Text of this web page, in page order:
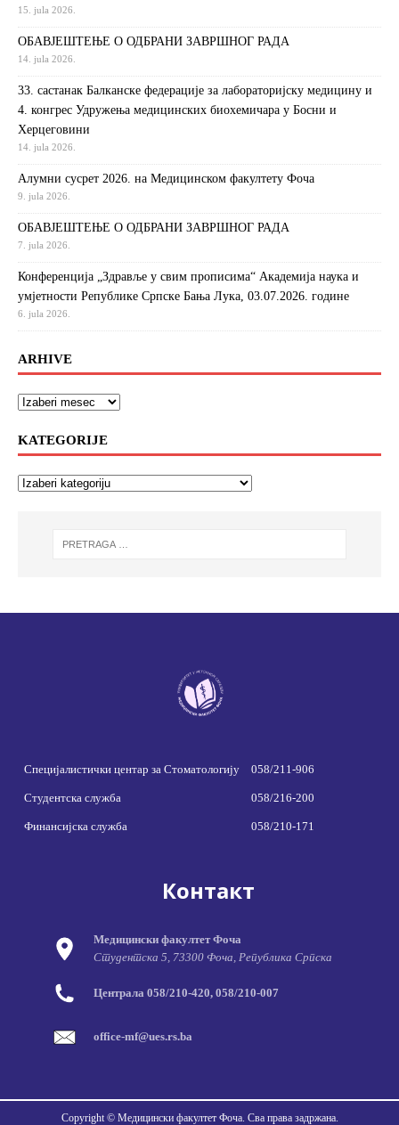
15. jula 2026.
ОБАВЈЕШТЕЊЕ О ОДБРАНИ ЗАВРШНОГ РАДА
14. jula 2026.
33. састанак Балканске федерације за лабораторијску медицину и
4. конгрес Удружења медицинских биохемичара у Босни и
Херцеговини
14. jula 2026.
Алумни сусрет 2026. на Медицинском факултету Фоча
9. jula 2026.
ОБАВЈЕШТЕЊЕ О ОДБРАНИ ЗАВРШНОГ РАДА
7. jula 2026.
Конференција „Здравље у свим прописима“ Академија наука и
умјетности Републике Српске Бања Лука, 03.07.2026. године
6. jula 2026.
ARHIVE
KATEGORIJE
Специјалистички центар за Стоматологију 058/211-906
Студентска служба 058/216-200
Финансијска служба 058/210-171
Контакт
Медицински факултет Фоча
Студентска 5, 73300 Фоча, Република Српска
Централа 058/210-420, 058/210-007
office-mf@ues.rs.ba
Copyright © Медицински факултет Фоча. Сва права задржана.